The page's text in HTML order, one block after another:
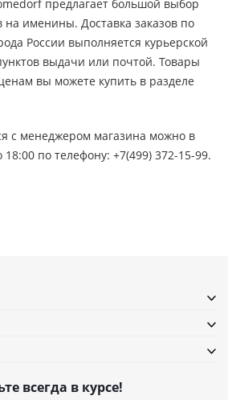
предлагает большой выбор
на именины. Доставка заказов по
России выполняется курьерской
выдачи или почтой. Товары
вы можете купить в разделе
с менеджером магазина можно в
по телефону: +7(499) 372-15-99.
всегда в курсе!